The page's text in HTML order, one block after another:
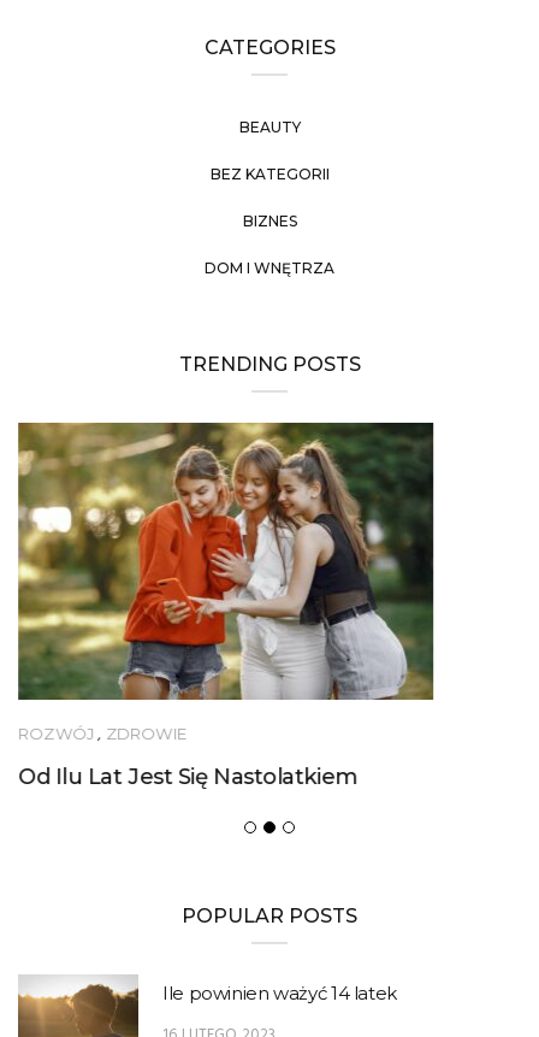
CATEGORIES
BEAUTY
BEZ KATEGORII
BIZNES
DOM I WNĘTRZA
TRENDING POSTS
ROZWÓJ , ZDROWIE
Od Ilu Lat Jest Się Nastolatkiem
POPULAR POSTS
Ile powinien ważyć 14 latek